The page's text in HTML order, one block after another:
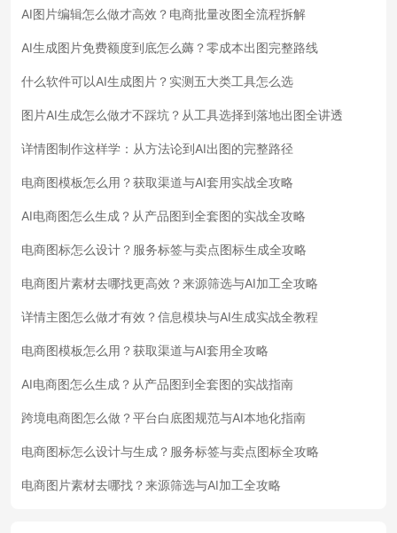
AI图片编辑怎么做才高效？电商批量改图全流程拆解
AI生成图片免费额度到底怎么薅？零成本出图完整路线
什么软件可以AI生成图片？实测五大类工具怎么选
图片AI生成怎么做才不踩坑？从工具选择到落地出图全讲透
详情图制作这样学：从方法论到AI出图的完整路径
电商图模板怎么用？获取渠道与AI套用实战全攻略
AI电商图怎么生成？从产品图到全套图的实战全攻略
电商图标怎么设计？服务标签与卖点图标生成全攻略
电商图片素材去哪找更高效？来源筛选与AI加工全攻略
详情主图怎么做才有效？信息模块与AI生成实战全教程
电商图模板怎么用？获取渠道与AI套用全攻略
AI电商图怎么生成？从产品图到全套图的实战指南
跨境电商图怎么做？平台白底图规范与AI本地化指南
电商图标怎么设计与生成？服务标签与卖点图标全攻略
电商图片素材去哪找？来源筛选与AI加工全攻略